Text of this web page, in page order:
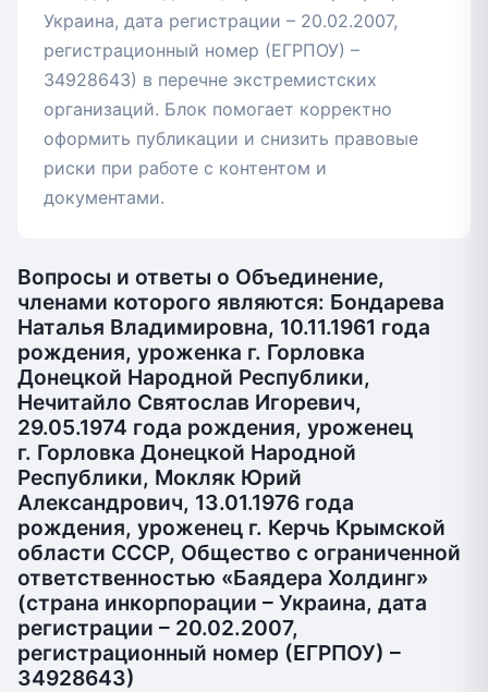
Украина, дата регистрации – 20.02.2007,
регистрационный номер (ЕГРПОУ) –
34928643) в перечне экстремистских
организаций. Блок помогает корректно
оформить публикации и снизить правовые
риски при работе с контентом и
документами.
Вопросы и ответы о Объединение,
членами которого являются: Бондарева
Наталья Владимировна, 10.11.1961 года
рождения, уроженка г. Горловка
Донецкой Народной Республики,
Нечитайло Святослав Игоревич,
29.05.1974 года рождения, уроженец
г. Горловка Донецкой Народной
Республики, Мокляк Юрий
Александрович, 13.01.1976 года
рождения, уроженец г. Керчь Крымской
области СССР, Общество с ограниченной
ответственностью «Баядера Холдинг»
(страна инкорпорации – Украина, дата
регистрации – 20.02.2007,
регистрационный номер (ЕГРПОУ) –
34928643)